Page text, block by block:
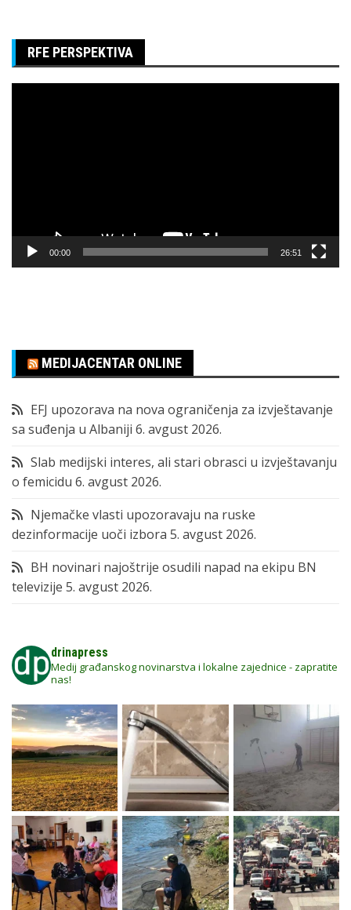
RFE PERSPEKTIVA
00:00 26:51
MEDIJACENTAR ONLINE
EFJ upozorava na nova ograničenja za izvještavanje
sa suđenja u Albaniji 6. avgust 2026.
Slab medijski interes, ali stari obrasci u izvještavanju
o femicidu 6. avgust 2026.
Njemačke vlasti upozoravaju na ruske
dezinformacije uoči izbora 5. avgust 2026.
BH novinari najoštrije osudili napad na ekipu BN
televizije 5. avgust 2026.
drinapress
Medij građanskog novinarstva i lokalne zajednice - zapratite
nas!